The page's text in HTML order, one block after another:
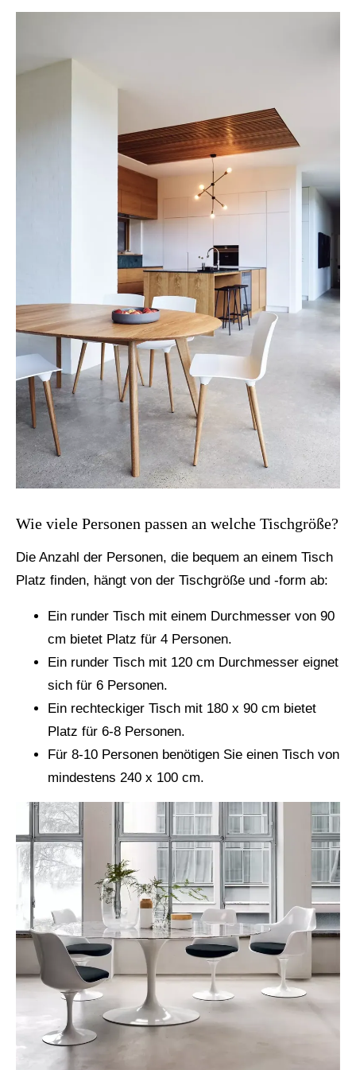
Wie viele Personen passen an welche Tischgröße?
Die Anzahl der Personen, die bequem an einem Tisch
Platz finden, hängt von der Tischgröße und -form ab:
Ein runder Tisch mit einem Durchmesser von 90
cm bietet Platz für 4 Personen.
Ein runder Tisch mit 120 cm Durchmesser eignet
sich für 6 Personen.
Ein rechteckiger Tisch mit 180 x 90 cm bietet
Platz für 6-8 Personen.
Für 8-10 Personen benötigen Sie einen Tisch von
mindestens 240 x 100 cm.